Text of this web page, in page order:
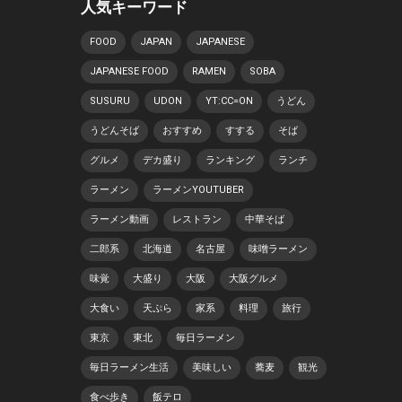
人気キーワード
FOOD JAPAN JAPANESE
JAPANESE FOOD RAMEN SOBA
SUSURU UDON YT:CC=ON うどん
うどんそば おすすめ すする そば
グルメ デカ盛り ランキング ランチ
ラーメン ラーメンYOUTUBER
ラーメン動画 レストラン 中華そば
二郎系 北海道 名古屋 味噌ラーメン
味覚 大盛り 大阪 大阪グルメ
大食い 天ぷら 家系 料理 旅行
東京 東北 毎日ラーメン
毎日ラーメン生活 美味しい 蕎麦 観光
食べ歩き 飯テロ